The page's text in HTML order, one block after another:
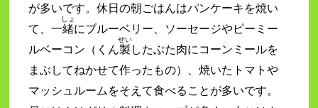
が多いです。休日の朝ごはんはパンケーキを焼い
て、一緒
しょ
にブルーベリー、ソーセージやピーミー
ルベーコン（くん製
せい
したぶた肉にコーンミールを
まぶしてねかせて作ったもの）、焼いたトマトや
マッシュルームをそえて食べることが多いです。